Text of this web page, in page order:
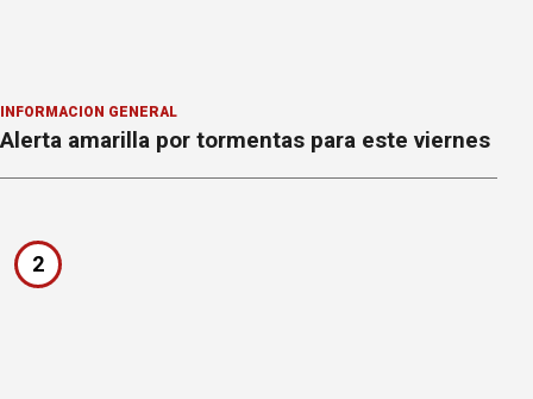
INFORMACION GENERAL
Alerta amarilla por tormentas para este viernes
2